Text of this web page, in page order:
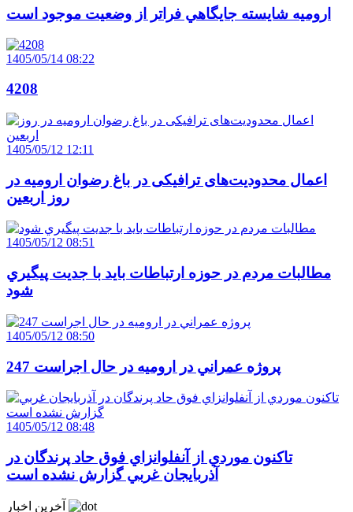
اروميه شايسته جايگاهي فراتر از وضعيت موجود است
1405/05/14 08:22
4208
1405/05/12 12:11
اعمال محدودیت‌های ترافیکی در باغ رضوان ارومیه در
روز اربعین
1405/05/12 08:51
مطالبات مردم در حوزه ارتباطات بايد با جديت پيگيري
شود
1405/05/12 08:50
247 پروژه عمراني در اروميه در حال اجراست
1405/05/12 08:48
تاکنون موردي از آنفلوانزاي فوق حاد پرندگان در
آذربايجان غربي گزارش نشده است